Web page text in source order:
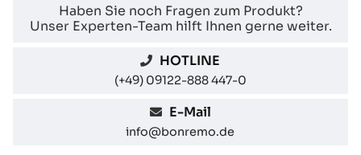
Haben Sie noch Fragen zum Produkt?
Unser Experten-Team hilft Ihnen gerne weiter.
HOTLINE
(+49) 09122-888 447-0
E-Mail
info@bonremo.de